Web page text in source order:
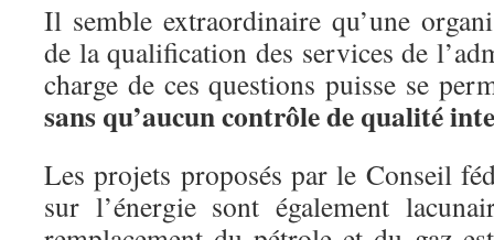
Il semble extraordinaire qu’une
de la qualification des services de
charge de ces questions puisse se
sans qu’aucun contrôle de qualité
Les projets proposés par le Conseil
sur l’énergie sont également